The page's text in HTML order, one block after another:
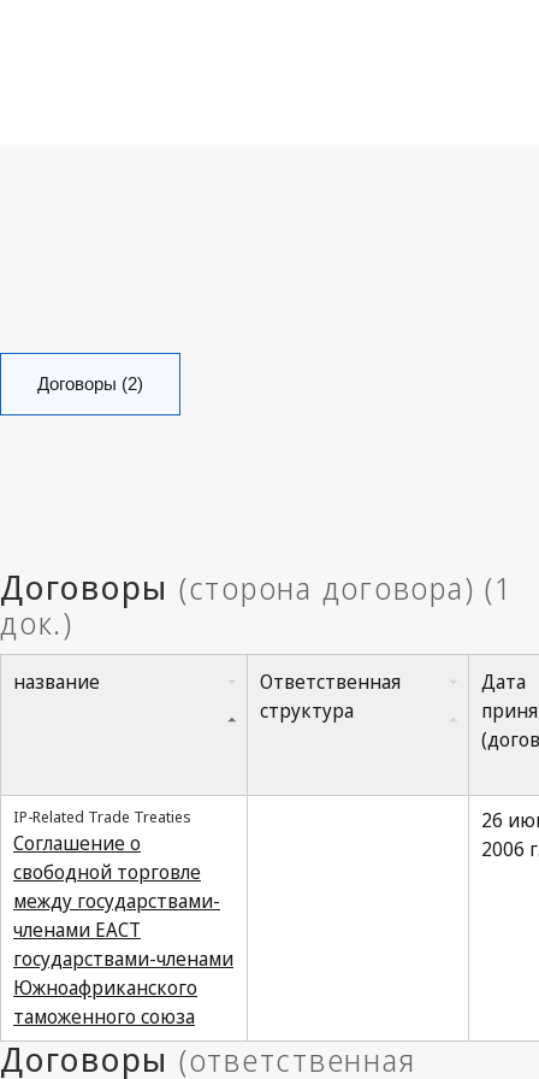
Договоры (2)
название
Ответственная
структура
Дата
IP-Related Trade Treaties
Соглашение о
свободной торговле
между государствами-
членами ЕАСТ
государствами-членами
Южноафриканского
таможенного союза
26
2006